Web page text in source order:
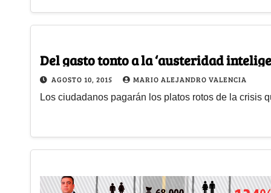
Del gasto tonto a la ‘austeridad
AGOSTO 10, 2015 MARIO ALEJANDRO VALENCIA
Los ciudadanos pagarán los platos rotos de la crisis